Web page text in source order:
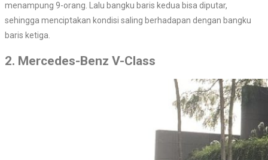
menampung 9-orang. Lalu bangku baris kedua bisa diputar,
sehingga menciptakan kondisi saling berhadapan dengan bangku
baris ketiga.
2. Mercedes-Benz V-Class